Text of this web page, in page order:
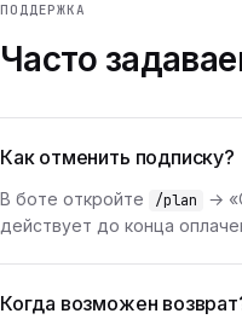
ПОДДЕРЖКА
Часто
Как отменить подписку?
В боте откройте /plan
→
действует до конца
Когда возможен